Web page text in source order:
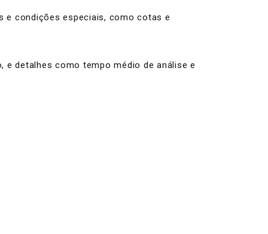
e condições especiais, como cotas e
detalhes como tempo médio de análise e